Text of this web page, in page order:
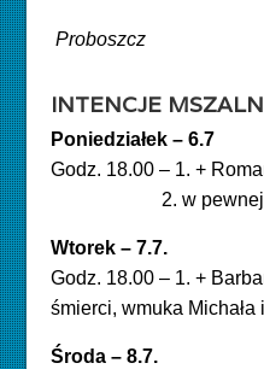
Proboszcz
INTENCJE
Poniedziałek – 6.7
Godz. 18.00 – 1. +
2. w
Wtorek – 7.7.
Godz. 18.00 – 1. +
śmierci, wmuka Michała
Środa – 8.7.